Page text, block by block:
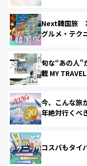
Next韓国旅
グルメ・テク
旬な“あの人”
載 MY
今、こんな旅
年絶対行くべ
コスパもタイ